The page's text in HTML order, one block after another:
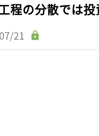
程の分散では
21